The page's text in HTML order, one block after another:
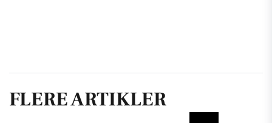
FLERE ARTIKLER